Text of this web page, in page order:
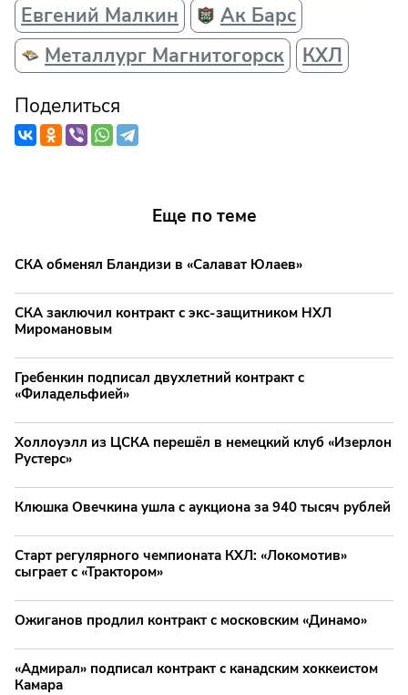
Евгений Малкин
Ак Барс
Металлург Магнитогорск
КХЛ
Поделиться
Еще по теме
СКА обменял Бландизи в «Салават Юлаев»
СКА заключил контракт с экс-защитником НХЛ
Миромановым
Гребенкин подписал двухлетний контракт с
«Филадельфией»
Холлоуэлл из ЦСКА перешёл в немецкий клуб «Изерлон
Рустерс»
Клюшка Овечкина ушла с аукциона за 940 тысяч рублей
Старт регулярного чемпионата КХЛ: «Локомотив»
сыграет с «Трактором»
Ожиганов продлил контракт с московским «Динамо»
«Адмирал» подписал контракт с канадским хоккеистом
Камара